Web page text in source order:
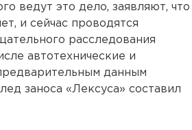
ведут это дело, заявляют, что
и сейчас проводятся
расследования
автотехнические и
данным
заноса «Лексуса» составил